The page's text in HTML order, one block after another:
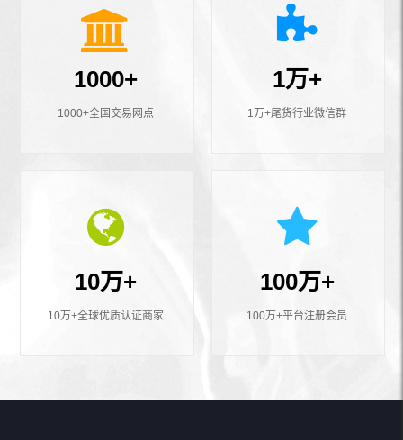
1000+
1000+全国交易网点
1万+
1万+尾货行业微信群
10万+
10万+全球优质认证商家
100万+
100万+平台注册会员